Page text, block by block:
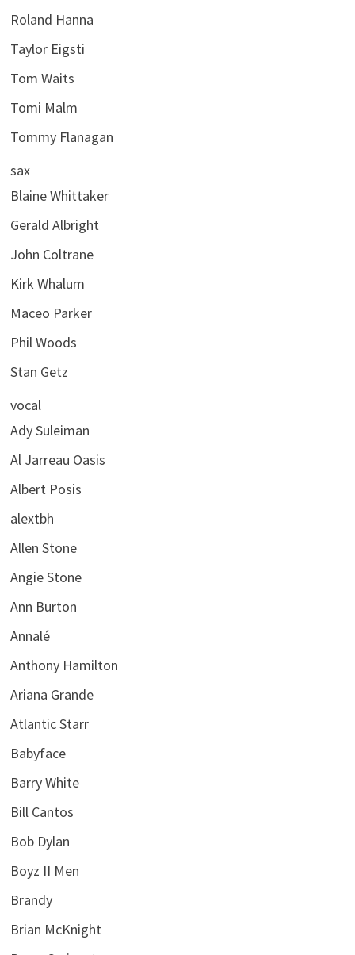
Roland Hanna
Taylor Eigsti
Tom Waits
Tomi Malm
Tommy Flanagan
sax
Blaine Whittaker
Gerald Albright
John Coltrane
Kirk Whalum
Maceo Parker
Phil Woods
Stan Getz
vocal
Ady Suleiman
Al Jarreau Oasis
Albert Posis
alextbh
Allen Stone
Angie Stone
Ann Burton
Annalé
Anthony Hamilton
Ariana Grande
Atlantic Starr
Babyface
Barry White
Bill Cantos
Bob Dylan
Boyz II Men
Brandy
Brian McKnight